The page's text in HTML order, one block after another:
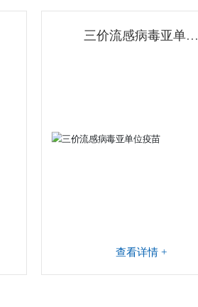
三价流感病毒亚单位
查看详情 +